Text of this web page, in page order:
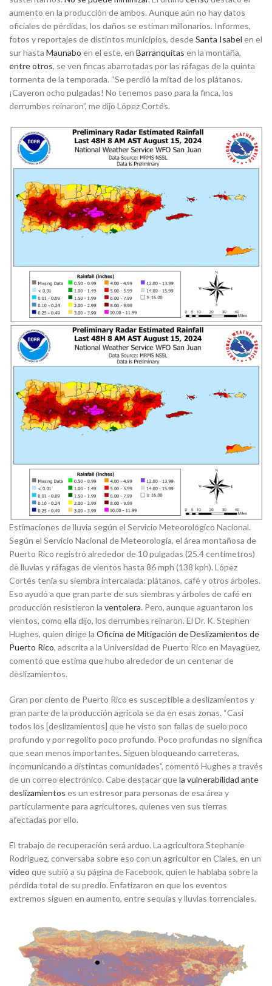
aumento en la producción de ambos. Aunque aún no hay datos
oficiales de pérdidas, los daños se estiman millonarios. Informes,
fotos y reportajes de distintos municipios, desdeSanta Isabel en el
sur hasta Maunabo en el este, en Barranquitas en la montaña,
entre otros, se ven fincas abarrotadas por las ráfagas de la quinta
tormenta de la temporada. “Se perdió la mitad de los plátanos.
¡Cayeron ocho pulgadas! No tenemos paso para la finca, los
derrumbes reinaron”, me dijo López Cortés.
Estimaciones de lluvia según el Servicio Meteorológico Nacional.
Según el Servicio Nacional de Meteorología, el área montañosa de
Puerto Rico registró alrededor de 10 pulgadas (25.4 centímetros)
de lluvias y ráfagas de vientos hasta 86 mph (138 kph). López
Cortés tenía su siembra intercalada: plátanos, café y otros árboles.
Eso ayudó a que gran parte de sus siembras y árboles de café en
producción resistieron la ventolera. Pero, aunque aguantaron los
vientos, como ella dijo, los derrumbes reinaron. El Dr. K. Stephen
Hughes, quien dirige la Oficina de Mitigación de Deslizamientos de
Puerto Rico, adscrita a la Universidad de Puerto Rico en Mayagüez,
comentó que estima que hubo alrededor de un centenar de
deslizamientos.
Gran por ciento de Puerto Rico es susceptible a deslizamientos y
gran parte de la producción agrícola se da en esas zonas. “Casi
todos los [deslizamientos] que he visto son fallas de suelo poco
profundo y por regolito poco profundo. Poco profundas no significa
que sean menos importantes. Siguen bloqueando carreteras,
incomunicando a distintas comunidades”, comentó Hughes a través
de un correo electrónico. Cabe destacar quela vulnerabilidad ante
deslizamientos es un estresor para personas de esa área y
particularmente para agricultores, quienes ven sus tierras
afectadas por ello.
El trabajo de recuperación será arduo. La agricultora Stephanie
Rodríguez, conversaba sobre eso con un agricultor en Ciales, en un
video que subió a su página de Facebook, quien le hablaba sobre la
pérdida total de su predio. Enfatizaron en que los eventos
extremos siguen en aumento, entre sequías y lluvias torrenciales.